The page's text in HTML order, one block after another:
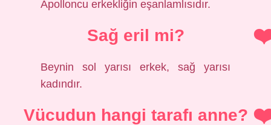
Apolloncu erkekliğin eşanlamlısıdır.
Sağ eril mi?
Beynin sol yarısı erkek, sağ yarısı
kadındır.
Vücudun hangi tarafı anne?